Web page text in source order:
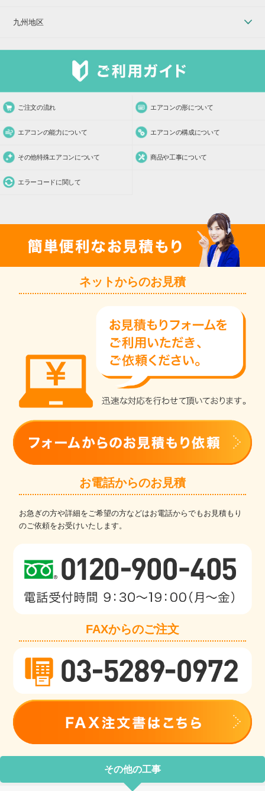
九州地区
ご注文の流れ エアコンの形について
エアコンの能力について エアコンの構成について
その他特殊エアコンについて 商品や工事について
エラーコードに関して
ネットからのお見積
お電話からのお見積
お急ぎの方や詳細をご希望の方などはお電話からでもお見積もり
のご依頼をお受けいたします。
FAXからのご注文
その他の工事